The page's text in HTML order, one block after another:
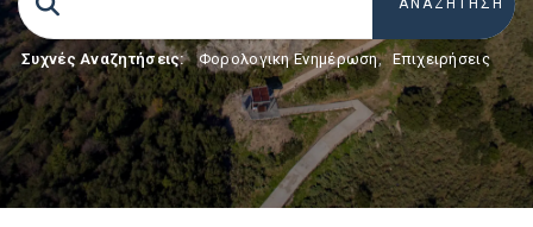
Συχνές Αναζητήσεις: Φορολογικη Ενημέρωση, Επιχειρήσεις